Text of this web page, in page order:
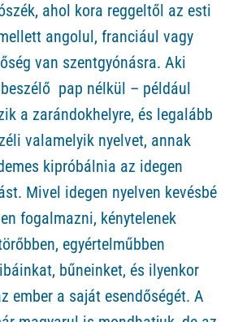
ahol kora reggeltől az esti
angolul, franciául vagy
van szentgyónásra. Aki
pap nélkül – például
a zarándokhelyre, és legalább
valamelyik nyelvet, annak
kipróbálnia az idegen
Mivel idegen nyelven kevésbé
fogalmazni, kénytelenek
egyértelműbben
bűneinket, és ilyenkor
ember a saját esendőségét. A